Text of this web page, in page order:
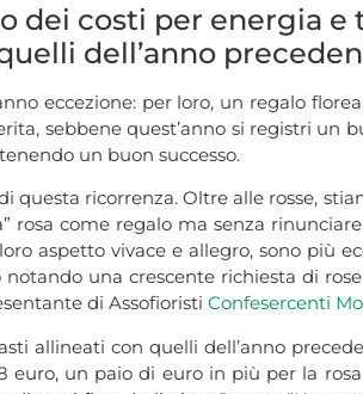
dei costi per energia
dell’anno
eccezione: per loro, un regalo
sebbene quest’anno si registri un
un buon successo.
questa ricorrenza. Oltre alle rosse,
rosa come regalo ma senza
aspetto vivace e allegro, sono più
una crescente richiesta di
di Assofioristi Confesercenti
allineati con quelli dell’anno
un paio di euro in più per la